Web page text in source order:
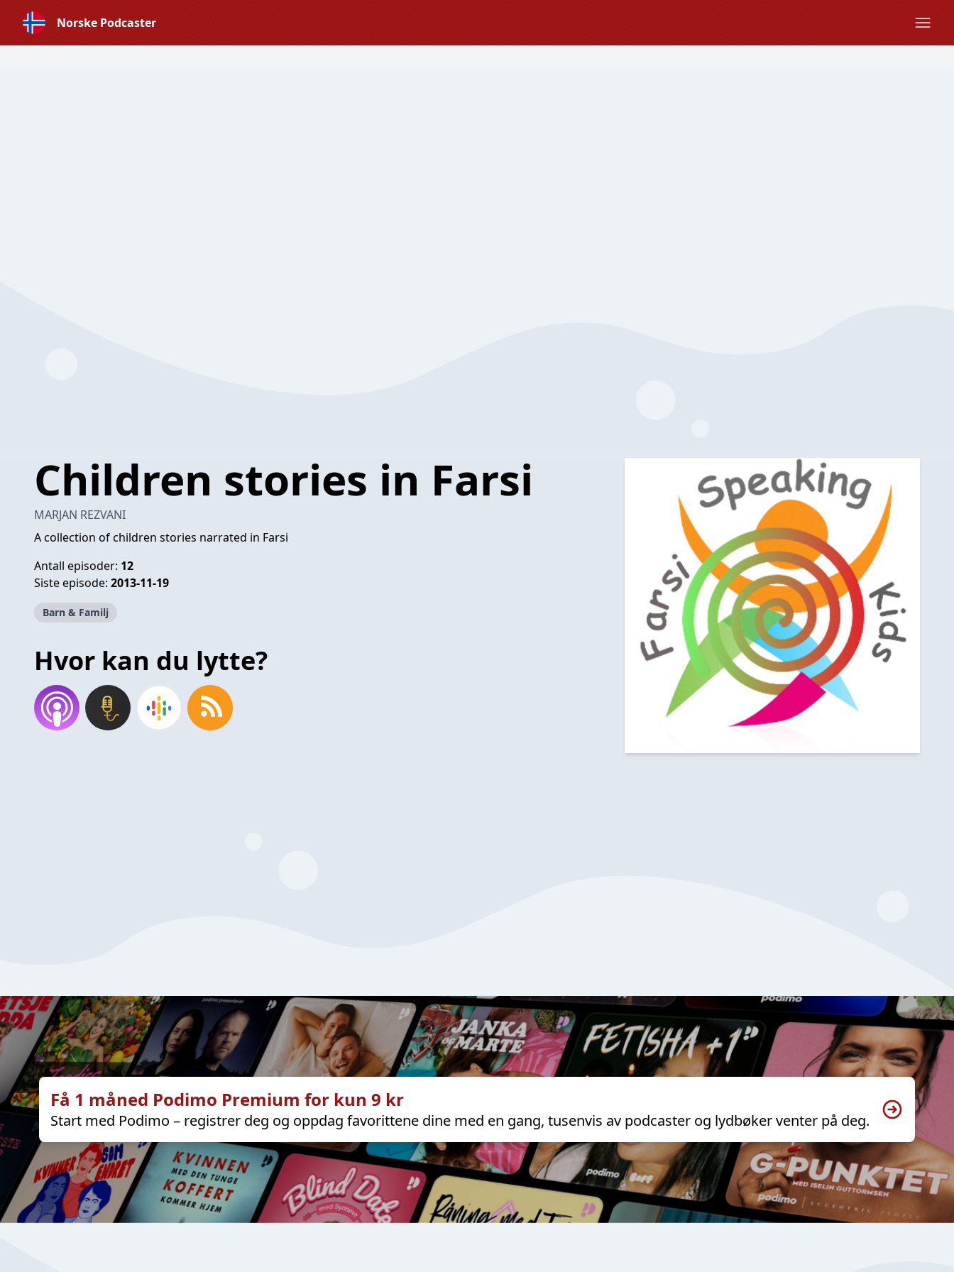
Norske Podcaster
Children stories in Farsi
MARJAN REZVANI
A collection of children stories narrated in Farsi
Antall episoder: 12
Siste episode: 2013-11-19
Barn & Familj
Hvor kan du lytte?
Få 1 måned Podimo Premium for kun 9 kr
Start med Podimo – registrer deg og oppdag favorittene dine med en gang, tusenvis av podcaster og lydbøker venter på deg.